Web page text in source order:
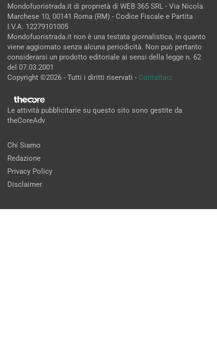
Mondofuoristrada.it di proprietà di WEB 365 SRL - Via Nicola
Marchese 10, 00141 Roma (RM) - Codice Fiscale e Partita
I.V.A. 12279101005
Mondofuoristrada.it non è una testata giornalistica, in quanto
viene aggiornato senza alcuna periodicità. Non può pertanto
considerarsi un prodotto editoriale ai sensi della legge n. 62
del 07.03.2001
Copyright ©2026 - Tutti i diritti riservati - Contattaci
Le attività pubblicitarie su questo sito sono gestite da
theCoreAdv
Chi Siamo
Redazione
Privacy Policy
Disclaimer